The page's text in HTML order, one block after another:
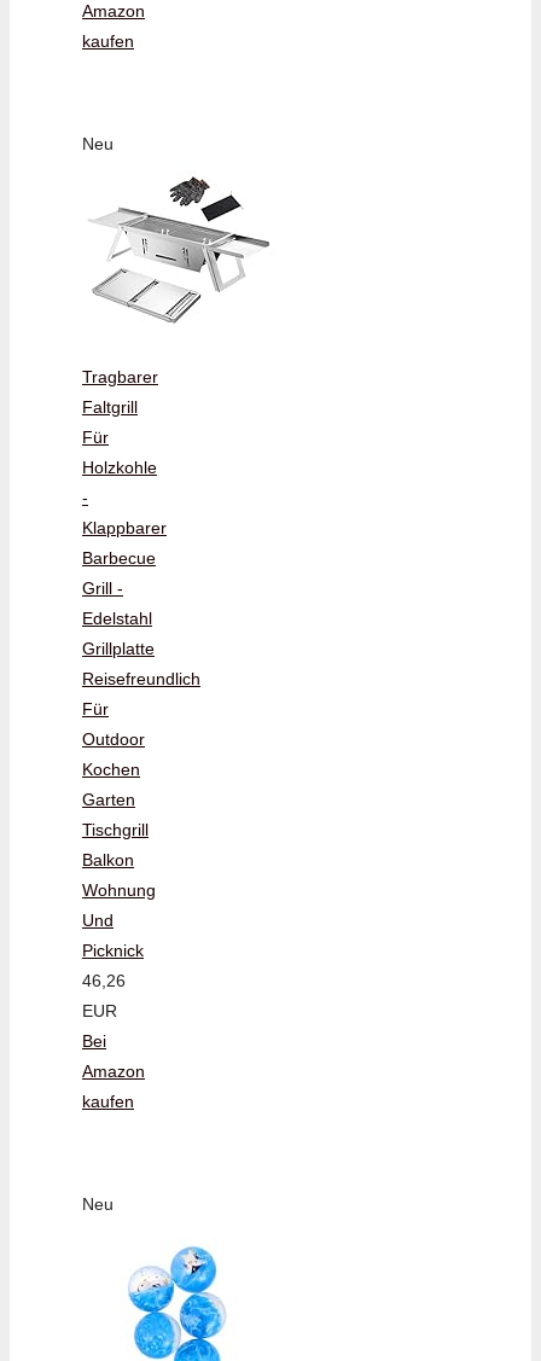
Amazon
kaufen
Neu
Tragbarer
Faltgrill
Für
Holzkohle
-
Klappbarer
Barbecue
Grill -
Edelstahl
Grillplatte
Reisefreundlich
Für
Outdoor
Kochen
Garten
Tischgrill
Balkon
Wohnung
Und
Picknick
46,26
EUR
Bei
Amazon
kaufen
Neu